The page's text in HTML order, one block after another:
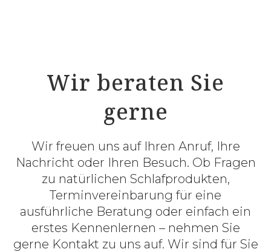
Wir beraten Sie
gerne
Wir freuen uns auf Ihren Anruf, Ihre
Nachricht oder Ihren Besuch. Ob Fragen
zu natürlichen Schlafprodukten,
Terminvereinbarung für eine
ausführliche Beratung oder einfach ein
erstes Kennenlernen – nehmen Sie
gerne Kontakt zu uns auf. Wir sind für Sie